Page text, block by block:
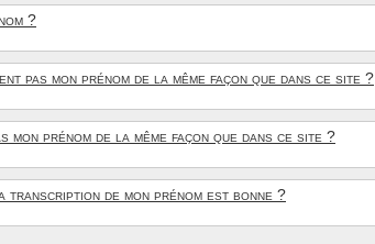
?
pas mon prénom de la même façon que dans ce site ?
prénom de la même façon que dans ce site ?
transcription de mon prénom est bonne ?